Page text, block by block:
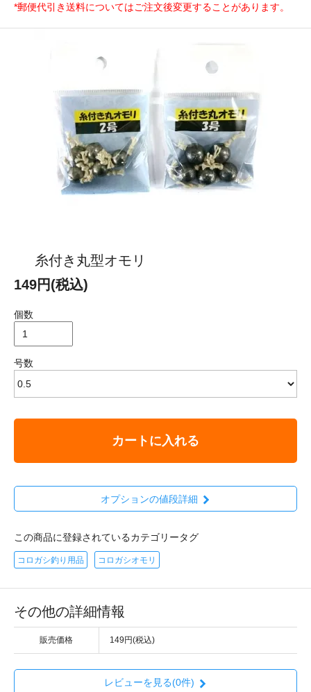
*郵便代引き送料についてはご注文後変更することがあります。
糸付き丸型オモリ
149円(税込)
個数
号数
カートに入れる
オプションの値段詳細
この商品に登録されているカテゴリータグ
コロガシ釣り用品 コロガシオモリ
その他の詳細情報
販売価格 149円(税込)
レビューを見る(0件)